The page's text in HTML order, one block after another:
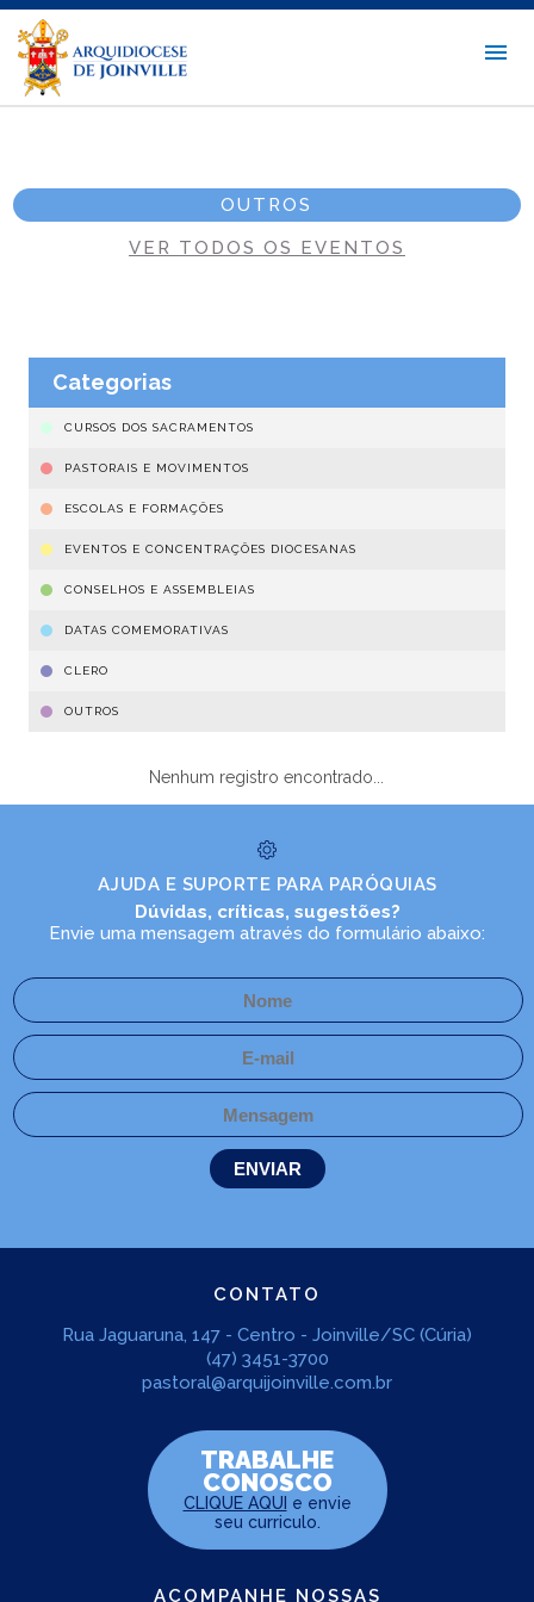
OUTROS
VER TODOS OS EVENTOS
Categorias
CURSOS DOS SACRAMENTOS
PASTORAIS E MOVIMENTOS
ESCOLAS E FORMAÇÕES
EVENTOS E CONCENTRAÇÕES DIOCESANAS
CONSELHOS E ASSEMBLEIAS
DATAS COMEMORATIVAS
CLERO
OUTROS
Nenhum registro encontrado...
AJUDA E SUPORTE PARA PARÓQUIAS
Dúvidas, críticas, sugestões?
Envie uma mensagem através do formulário abaixo:
CONTATO
Rua Jaguaruna, 147 - Centro - Joinville/SC (Cúria)
(47) 3451-3700
pastoral@arquijoinville.com.br
TRABALHE
CONOSCO
CLIQUE AQUI e envie
seu curriculo.
ACOMPANHE NOSSAS